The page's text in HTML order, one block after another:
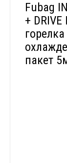
Fubag
+ DRIVE
пакет